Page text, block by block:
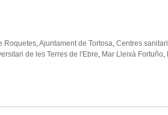
Roquetes,Ajuntament de Tortosa, Centres
de les Terres de l'Ebre, Mar Lleixà Fortuño,